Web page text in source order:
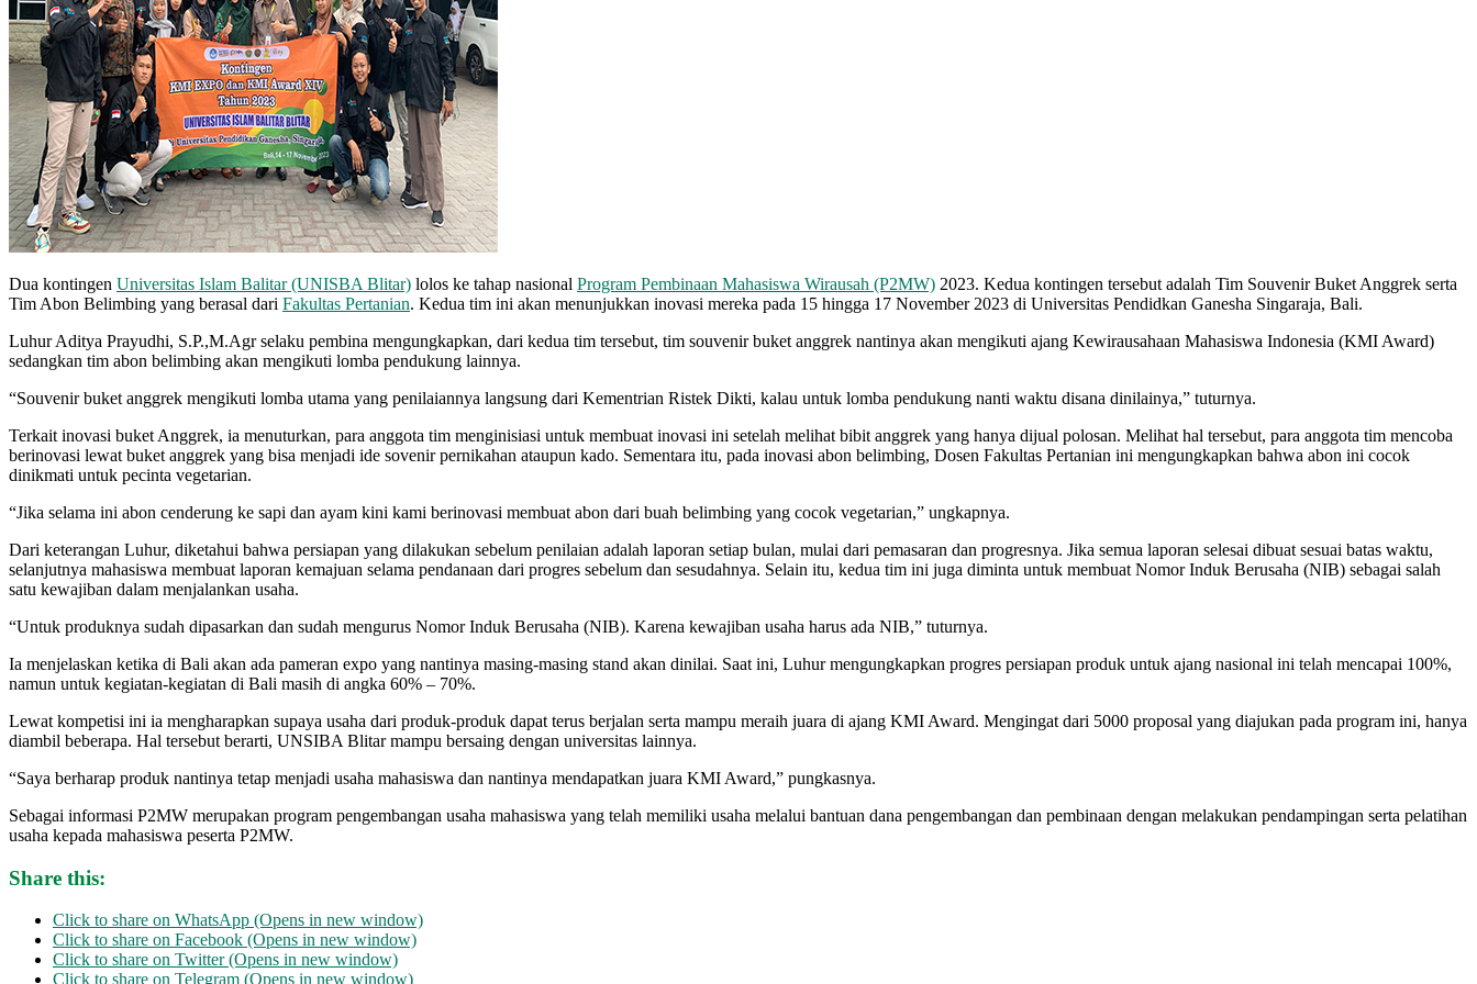
Dua kontingen Universitas Islam Balitar (UNISBA Blitar) lolos ke tahap nasional Program Pembinaan Mahasiswa Wirausah (P2MW) 2023. Kedua kontingen tersebut adalah Tim Souvenir Buket Anggrek serta
Tim Abon Belimbing yang berasal dari Fakultas Pertanian. Kedua tim ini akan menunjukkan inovasi mereka pada 15 hingga 17 November 2023 di Universitas Pendidkan Ganesha Singaraja, Bali.
Luhur Aditya Prayudhi, S.P.,M.Agr selaku pembina mengungkapkan, dari kedua tim tersebut, tim souvenir buket anggrek nantinya akan mengikuti ajang Kewirausahaan Mahasiswa Indonesia (KMI Award)
sedangkan tim abon belimbing akan mengikuti lomba pendukung lainnya.
“Souvenir buket anggrek mengikuti lomba utama yang penilaiannya langsung dari Kementrian Ristek Dikti, kalau untuk lomba pendukung nanti waktu disana dinilainya,” tuturnya.
Terkait inovasi buket Anggrek, ia menuturkan, para anggota tim menginisiasi untuk membuat inovasi ini setelah melihat bibit anggrek yang hanya dijual polosan. Melihat hal tersebut, para anggota tim mencoba
berinovasi lewat buket anggrek yang bisa menjadi ide sovenir pernikahan ataupun kado. Sementara itu, pada inovasi abon belimbing, Dosen Fakultas Pertanian ini mengungkapkan bahwa abon ini cocok
dinikmati untuk pecinta vegetarian.
“Jika selama ini abon cenderung ke sapi dan ayam kini kami berinovasi membuat abon dari buah belimbing yang cocok vegetarian,” ungkapnya.
Dari keterangan Luhur, diketahui bahwa persiapan yang dilakukan sebelum penilaian adalah laporan setiap bulan, mulai dari pemasaran dan progresnya. Jika semua laporan selesai dibuat sesuai batas waktu,
selanjutnya mahasiswa membuat laporan kemajuan selama pendanaan dari progres sebelum dan sesudahnya. Selain itu, kedua tim ini juga diminta untuk membuat Nomor Induk Berusaha (NIB) sebagai salah
satu kewajiban dalam menjalankan usaha.
“Untuk produknya sudah dipasarkan dan sudah mengurus Nomor Induk Berusaha (NIB). Karena kewajiban usaha harus ada NIB,” tuturnya.
Ia menjelaskan ketika di Bali akan ada pameran expo yang nantinya masing-masing stand akan dinilai. Saat ini, Luhur mengungkapkan progres persiapan produk untuk ajang nasional ini telah mencapai 100%,
namun untuk kegiatan-kegiatan di Bali masih di angka 60% – 70%.
Lewat kompetisi ini ia mengharapkan supaya usaha dari produk-produk dapat terus berjalan serta mampu meraih juara di ajang KMI Award. Mengingat dari 5000 proposal yang diajukan pada program ini, hanya
diambil beberapa. Hal tersebut berarti, UNSIBA Blitar mampu bersaing dengan universitas lainnya.
“Saya berharap produk nantinya tetap menjadi usaha mahasiswa dan nantinya mendapatkan juara KMI Award,” pungkasnya.
Sebagai informasi P2MW merupakan program pengembangan usaha mahasiswa yang telah memiliki usaha melalui bantuan dana pengembangan dan pembinaan dengan melakukan pendampingan serta pelatihan
usaha kepada mahasiswa peserta P2MW.
Share this:
Click to share on WhatsApp (Opens in new window)
Click to share on Facebook (Opens in new window)
Click to share on Twitter (Opens in new window)
Click to share on Telegram (Opens in new window)